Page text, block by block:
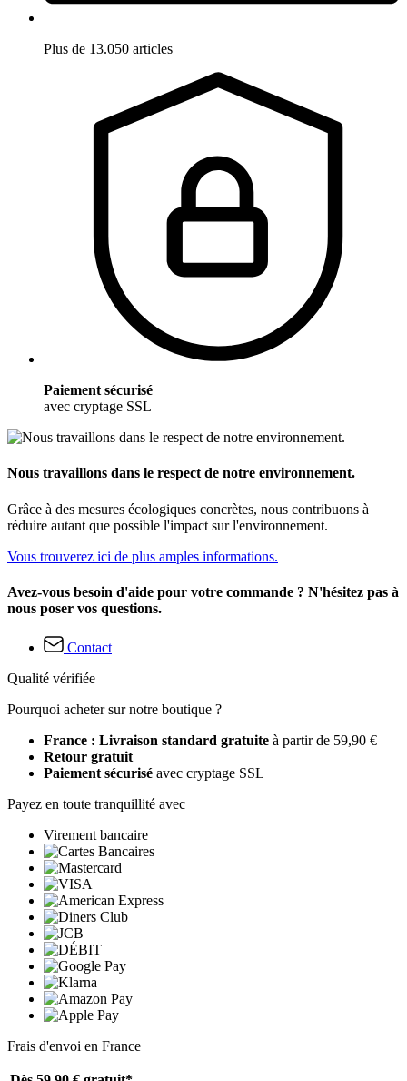
Plus de 13.050 articles
Paiement sécurisé
avec cryptage SSL
Nous travaillons dans le respect de notre environnement.
Grâce à des mesures écologiques concrètes, nous contribuons à
réduire autant que possible l'impact sur l'environnement.
Vous trouverez ici de plus amples informations.
Avez-vous besoin d'aide pour votre commande ? N'hésitez pas à
nous poser vos questions.
Contact
Qualité vérifiée
Pourquoi acheter sur notre boutique ?
France : Livraison standard gratuite à partir de 59,90 €
Retour gratuit
Paiement sécurisé avec cryptage SSL
Payez en toute tranquillité avec
Virement bancaire
Frais d'envoi en France